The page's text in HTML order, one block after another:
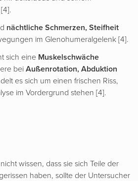
nächtliche Schmerzen, Steifheit
im Glenohumeralgelenk [4].
sich eine Muskelschwäche
bei Außenrotation, Abduktion
es sich um einen frischen Riss,
im Vordergrund stehen [4].
wissen, dass sie sich Teile der
haben, sollte der Untersucher